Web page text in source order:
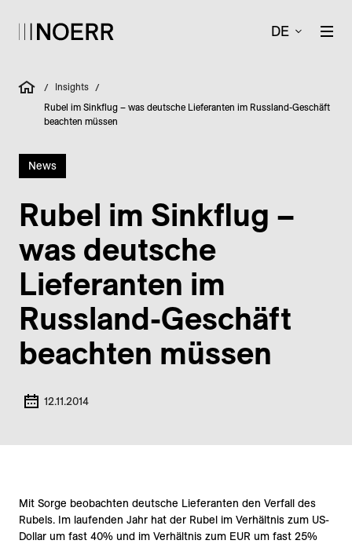
DE
/ Insights /
Rubel im Sinkflug – was deutsche Lieferanten im Russland-Geschäft
beachten müssen
News
Rubel im Sinkflug –
was deutsche
Lieferanten im
Russland-Geschäft
beachten müssen
12.11.2014
Mit Sorge beobachten deutsche Lieferanten den Verfall des
Rubels. Im laufenden Jahr hat der Rubel im Verhältnis zum US-
Dollar um fast 40% und im Verhältnis zum EUR um fast 25%